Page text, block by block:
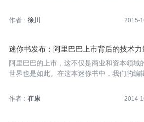
作者 : 徐川 2015-
迷你书发布：阿里巴巴上市背后的技术力
阿里巴巴的上市，这不仅是商业和资本领域
世界也是如此。在这本迷你书中，我们的编
Q中国上部分精彩内容，以飨读者。也以此
在阿里巴巴成长过程中的努力，感念我们技
作者 : 崔康 2014-